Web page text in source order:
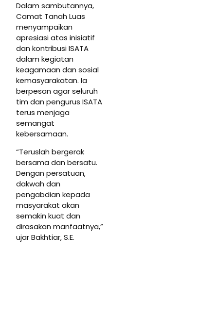
Dalam sambutannya,
Camat Tanah Luas
menyampaikan
apresiasi atas inisiatif
dan kontribusi ISATA
dalam kegiatan
keagamaan dan sosial
kemasyarakatan. Ia
berpesan agar seluruh
tim dan pengurus ISATA
terus menjaga
semangat
kebersamaan.
“Teruslah bergerak
bersama dan bersatu.
Dengan persatuan,
dakwah dan
pengabdian kepada
masyarakat akan
semakin kuat dan
dirasakan manfaatnya,”
ujar Bakhtiar, S.E.